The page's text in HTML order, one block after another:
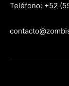
Teléfono: +52